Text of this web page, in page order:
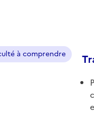
à comprendre